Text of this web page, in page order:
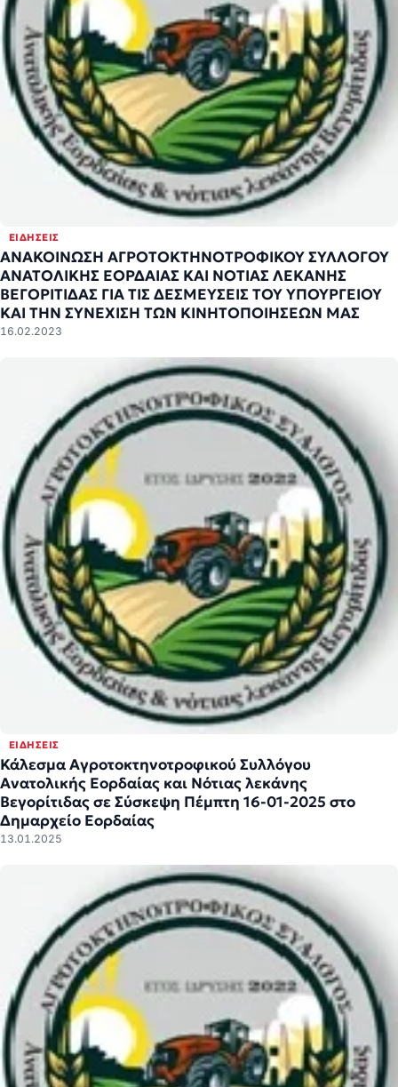
ΕΙΔΉΣΕΙΣ
ΑΝΑΚΟΙΝΩΣΗ ΑΓΡΟΤΟΚΤΗΝΟΤΡΟΦΙΚΟΥ ΣΥΛΛΟΓΟΥ
ΑΝΑΤΟΛΙΚΗΣ ΕΟΡΔΑΙΑΣ ΚΑΙ ΝΟΤΙΑΣ ΛΕΚΑΝΗΣ
ΒΕΓΟΡΙΤΙΔΑΣ ΓΙΑ ΤΙΣ ΔΕΣΜΕΥΣΕΙΣ ΤΟΥ ΥΠΟΥΡΓΕΙΟΥ
ΚΑΙ ΤΗΝ ΣΥΝΕΧΙΣΗ ΤΩΝ ΚΙΝΗΤΟΠΟΙΗΣΕΩΝ ΜΑΣ
16.02.2023
ΕΙΔΉΣΕΙΣ
Κάλεσμα Αγροτοκτηνοτροφικού Συλλόγου
Ανατολικής Εορδαίας και Νότιας λεκάνης
Βεγορίτιδας σε Σύσκεψη Πέμπτη 16-01-2025 στο
Δημαρχείο Εορδαίας
13.01.2025